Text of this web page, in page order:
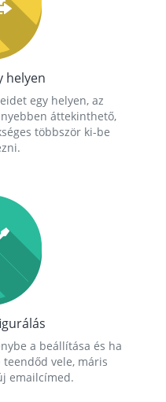
helyen
egy helyen, az
áttekinthető,
többször ki-be
a beállítása és ha
vele, máris
emailcímed.